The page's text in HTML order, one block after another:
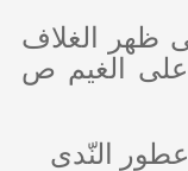
ظهر الغلاف
الغيم ص
النّدى